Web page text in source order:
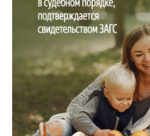
ПОПУЛЯРНЫЕ
Расписание врачей